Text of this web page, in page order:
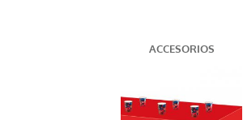
ACCESORIOS